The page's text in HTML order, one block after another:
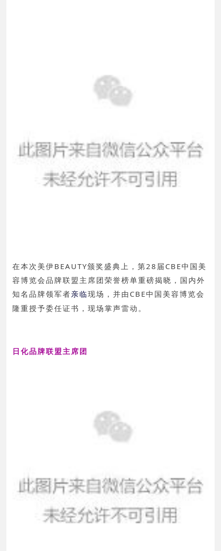
在本次美伊BEAUTY颁奖盛典上，第28届CBE中国美
容博览会品牌联盟主席团荣誉榜单重磅揭晓，国内外
知名品牌领军者亲临现场，并由CBE中国美容博览会
隆重授予委任证书，现场掌声雷动。
日化品牌联盟主席团